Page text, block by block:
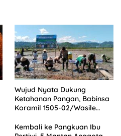
Wujud Nyata Dukung
Ketahanan Pangan, Babinsa
Koramil 1505-02/Wasile
Kembali ke Pangkuan Ibu